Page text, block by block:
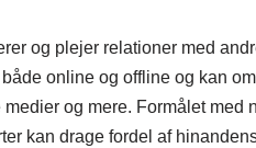
og plejer relationer med
online og offline og kan
og mere. Formålet med
kan drage fordel af